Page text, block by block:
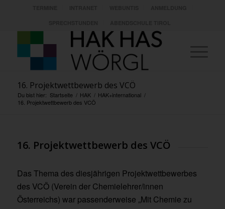
16. Projektwettbewerb des VCÖ
Du bist hier: Startseite / HAK / HAK+international /
16. Projektwettbewerb des VCÖ
16. Projektwettbewerb des VCÖ
Das Thema des diesjährigen Projektwettbewerbes
des VCÖ (Verein der Chemielehrer/innen
Österreichs) war passenderweise „Mit Chemie zu